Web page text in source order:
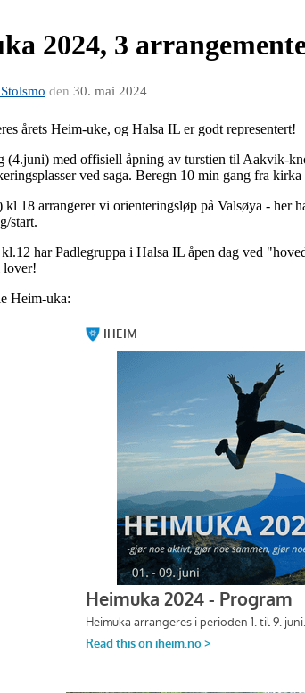
2024, 3
den 30. mai 2024
årets Heim-uke, og Halsa IL er godt representert!
(4.juni) med offisiell åpning av turstien til Aakvik-
ved saga. Beregn 10 min gang fra kirka
kl 18 arrangerer vi orienteringsløp på Valsøya - her
start.
har Padlegruppa i Halsa IL åpen dag ved
lover!
Heim-uka: